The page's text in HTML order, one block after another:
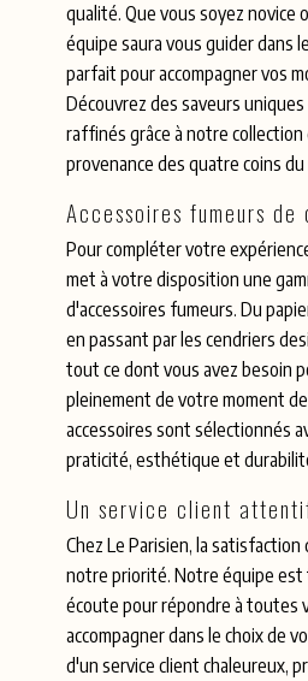
qualité. Que vous soyez novice
équipe saura vous guider dans
parfait pour accompagner vos
Découvrez des saveurs
raffinés grâce à notre collection
provenance des quatre coins du
Accessoires fumeurs de
Pour compléter votre
met à votre disposition une
d'accessoires fumeurs. Du
en passant par les cendriers
tout ce dont vous avez besoin
pleinement de votre moment
accessoires sont sélectionnés
praticité, esthétique et
Un service client
Chez Le Parisien, la
notre priorité. Notre équipe
écoute pour répondre à toutes
accompagner dans le choix de
d'un service client chaleureux,